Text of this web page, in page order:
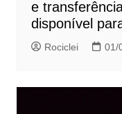
e
disponível
Rociclei 01/